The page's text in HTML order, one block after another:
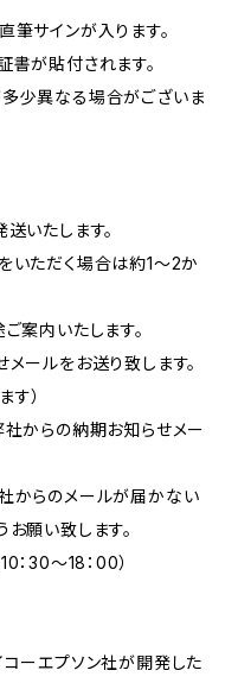
サインが入ります。
書が貼付されます。
少異なる場合がございま
いたします。
いただく場合は約1〜2か
案内いたします。
ールをお送り致します。
す）
からの納期お知らせメー
からのメールが届かない
願い致します。
30〜18：00）
コーエプソン社が開発した